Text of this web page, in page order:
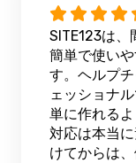
SITE123は、
簡単で使い
す。ヘルプ
ェッショナ
単に作れる
対応は本当
けてからは